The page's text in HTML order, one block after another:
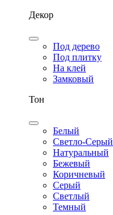
Декор
Под дерево
Под плитку
На клей
Замковый
Тон
Белый
Светло-Серый
Натуральный
Бежевый
Коричневый
Серый
Светлый
Темный